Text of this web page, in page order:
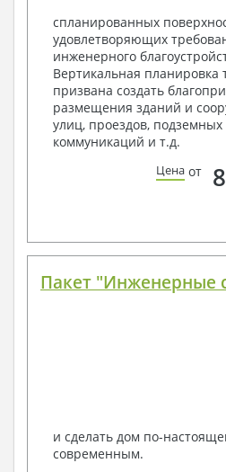
Архитектурные узлы в
2. Конструктивный раздел:
Общие данные по
Схемы расположения и
Элементы каркаса –
Схема расположения
Опоры перекрытия на
Элементы кровли –
3. Инженерный раздел
за дополнительную плату):
Условные
Поэтажная система
Аксонометрическая
Узлы и спецификация
Отопление,
спланированных
удовлетворяющих
инженерного
Вертикальная планировка
призвана создать
размещения зданий и
улиц, проездов,
коммуникаций и т.д.
Цена от
Пакет "Инженерные
и сделать дом по-
современным.